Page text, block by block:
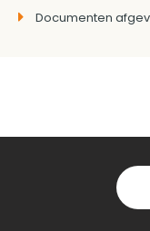
Documenten